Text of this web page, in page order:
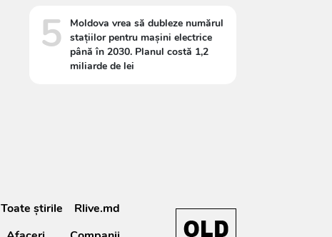
5
Moldova vrea să dubleze numărul
stațiilor pentru mașini electrice
până în 2030. Planul costă 1,2
miliarde de lei
Toate știrile
Rlive.md